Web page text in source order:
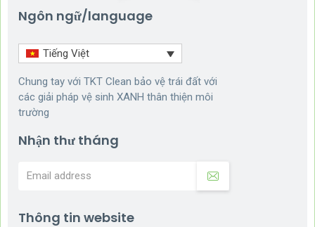
Ngôn ngữ/language
Tiếng Việt
Chung tay với TKT Clean bảo vệ trái đất với
các giải pháp vệ sinh XANH thân thiện môi
trường
Nhận thư tháng
Thông tin website